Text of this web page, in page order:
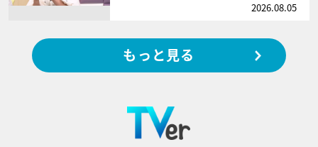
2026.08.05
もっと見る